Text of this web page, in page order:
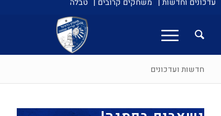
עדכונים וחדשות | משחקים קרובים | טבלה
חדשות ועדכונים